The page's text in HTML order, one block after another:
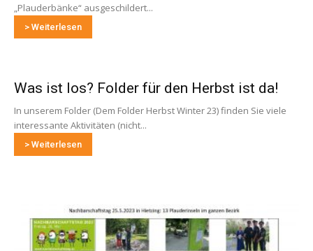
„Plauderbänke“ ausgeschildert...
> Weiterlesen
Was ist los? Folder für den Herbst ist da!
In unserem Folder (Dem Folder Herbst Winter 23) finden Sie viele
interessante Aktivitäten (nicht...
> Weiterlesen